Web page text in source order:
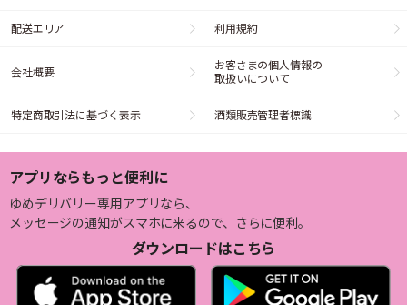
配送エリア 利用規約
会社概要
お客さまの個人情報の
取扱いについて
特定商取引法に基づく表示 酒類販売管理者標識
アプリならもっと便利に
ゆめデリバリー専用アプリなら、
メッセージの通知がスマホに来るので、さらに便利。
ダウンロードはこちら